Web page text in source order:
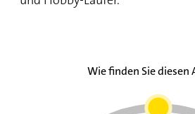
Wie finden Sie diesen